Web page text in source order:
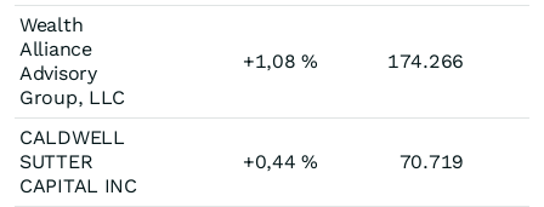
Wealth
Alliance
Advisory
Group, LLC
+1,08% 174.266
CALDWELL
SUTTER
CAPITAL INC
+0,44% 70.719